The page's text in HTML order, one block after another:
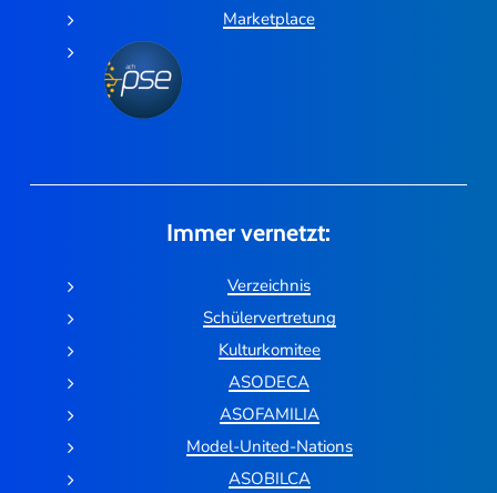
Marketplace
Immer vernetzt:
Verzeichnis
Schülervertretung
Kulturkomitee
ASODECA
ASOFAMILIA
Model-United-Nations
ASOBILCA